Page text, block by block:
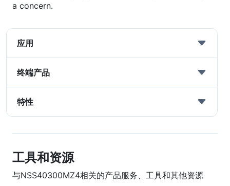
a concern.
应用
终端产品
特性
工具和资源
与NSS40300MZ4相关的产品服务、工具和其他资源